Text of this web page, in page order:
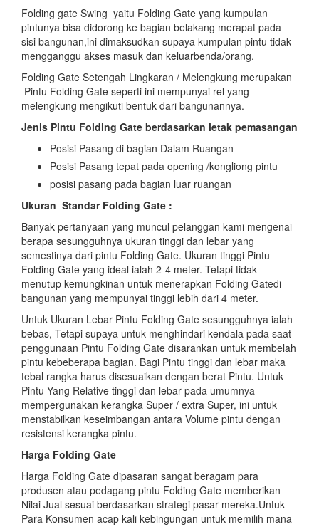
Folding gate Swing yaitu Folding Gate yang kumpulan
pintunya bisa didorong ke bagian belakang merapat pada
sisi bangunan,ini dimaksudkan supaya kumpulan pintu tidak
mengganggu akses masuk dan keluarbenda/orang.
Folding Gate Setengah Lingkaran / Melengkung merupakan
Pintu Folding Gate seperti ini mempunyai rel yang
melengkung mengikuti bentuk dari bangunannya.
Jenis Pintu Folding Gate berdasarkan letak pemasangan
Posisi Pasang di bagian Dalam Ruangan
Posisi Pasang tepat pada opening /kongliong pintu
posisi pasang pada bagian luar ruangan
Ukuran Standar Folding Gate :
Banyak pertanyaan yang muncul pelanggan kami mengenai
berapa sesungguhnya ukuran tinggi dan lebar yang
semestinya dari pintu Folding Gate. Ukuran tinggi Pintu
Folding Gate yang ideal ialah 2-4 meter. Tetapi tidak
menutup kemungkinan untuk menerapkan Folding Gatedi
bangunan yang mempunyai tinggi lebih dari 4 meter.
Untuk Ukuran Lebar Pintu Folding Gate sesungguhnya ialah
bebas, Tetapi supaya untuk menghindari kendala pada saat
penggunaan Pintu Folding Gate disarankan untuk membelah
pintu kebeberapa bagian. Bagi Pintu tinggi dan lebar maka
tebal rangka harus disesuaikan dengan berat Pintu. Untuk
Pintu Yang Relative tinggi dan lebar pada umumnya
mempergunakan kerangka Super / extra Super, ini untuk
menstabilkan keseimbangan antara Volume pintu dengan
resistensi kerangka pintu.
Harga Folding Gate
Harga Folding Gate dipasaran sangat beragam para
produsen atau pedagang pintu Folding Gate memberikan
Nilai Jual sesuai berdasarkan strategi pasar mereka.Untuk
Para Konsumen acap kali kebingungan untuk memilih mana